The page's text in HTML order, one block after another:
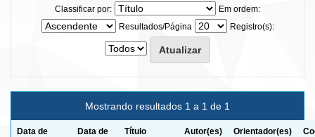
Classificar por:
Em ordem:
Resultados/Página
Registro(s):
Mostrando resultados 1 a 1 de 1
Data de
Data de
Título Autor(es) Orientador(es)